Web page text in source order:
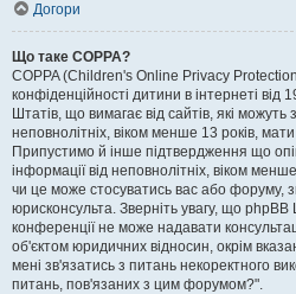
Догори
Що таке COPPA?
COPPA (Children's Online Privacy
конфіденційності дитини в інтернеті
Штатів, що вимагає від сайтів, які
неповнолітніх, віком менше 13 років,
Припустимо й інше підтвердження що
інформації від неповнолітніх, віком
чи це може стосуватись вас або форуму,
юрисконсульта. Зверніть увагу, що phpBB
конференції не може надавати
об'єктом юридичних відносин, окрім
мені зв'язатись з питань некоректного
питань, пов'язаних з цим форумом?".